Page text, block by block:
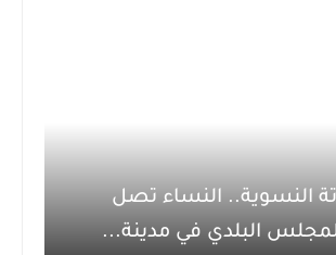
النسوية.. النساء تصل
البلدي في مدينة...